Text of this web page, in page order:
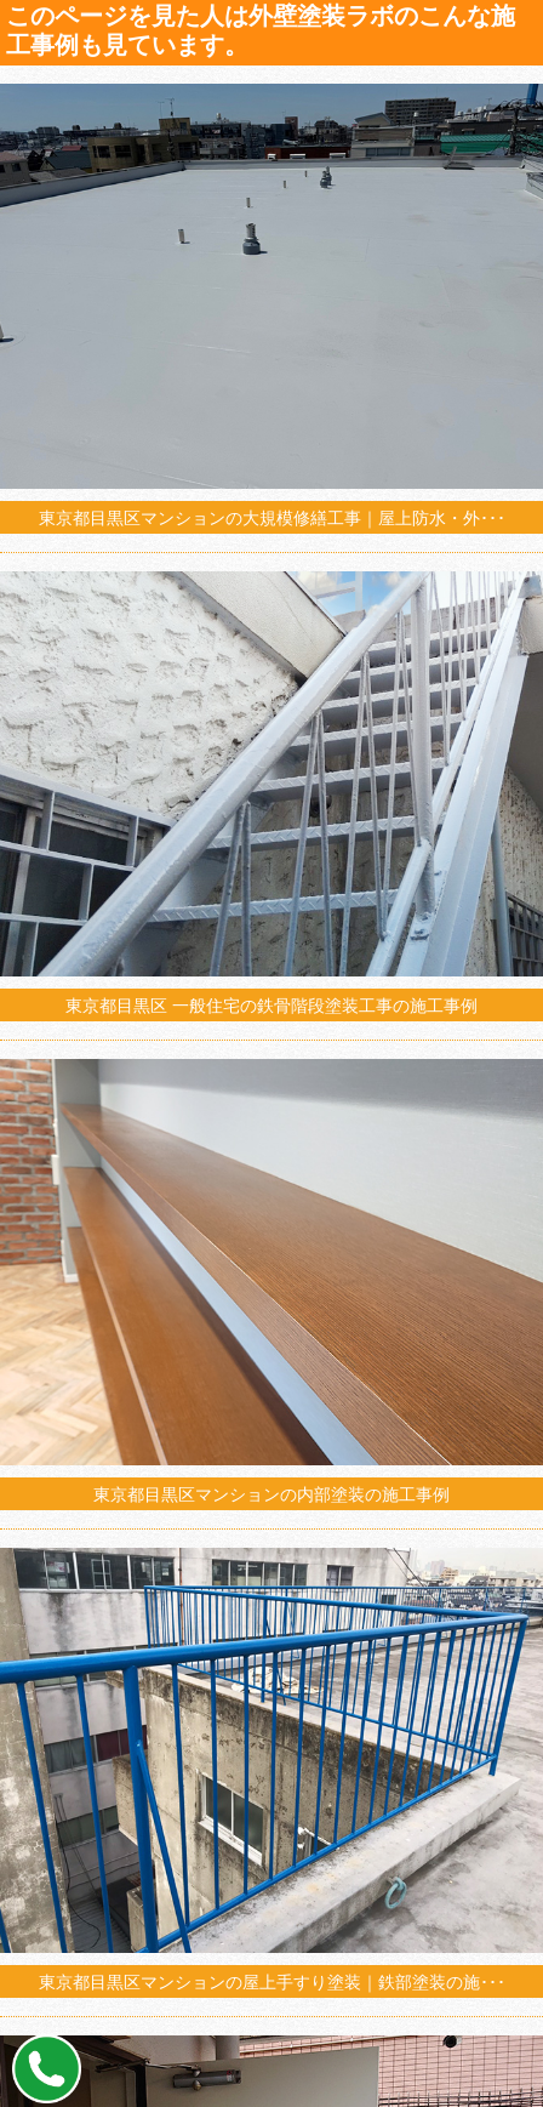
このページを見た人は外壁塗装ラボのこんな施
工事例も見ています。
東京都目黒区マンションの大規模修繕工事｜屋上防水・外･･･
東京都目黒区 一般住宅の鉄骨階段塗装工事の施工事例
東京都目黒区マンションの内部塗装の施工事例
東京都目黒区マンションの屋上手すり塗装｜鉄部塗装の施･･･